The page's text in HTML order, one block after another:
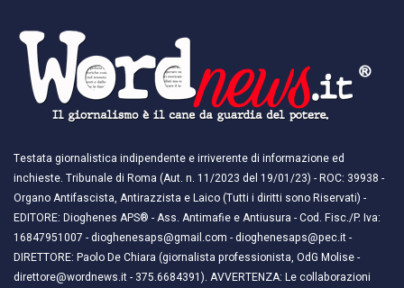
Testata giornalistica indipendente e irriverente di informazione ed
inchieste. Tribunale di Roma (Aut. n. 11/2023 del 19/01/23) - ROC: 39938 -
Organo Antifascista, Antirazzista e Laico (Tutti i diritti sono Riservati) -
EDITORE: Dioghenes APS® - Ass. Antimafie e Antiusura - Cod. Fisc./P. Iva:
16847951007 - dioghenesaps@gmail.com - dioghenesaps@pec.it - ​​
DIRETTORE: Paolo De Chiara (giornalista professionista, OdG Molise -
direttore@wordnews.it - ​​375.6684391). AVVERTENZA: Le collaborazioni